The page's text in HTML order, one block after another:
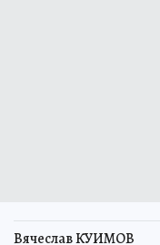
Вячеслав КУИМОВ